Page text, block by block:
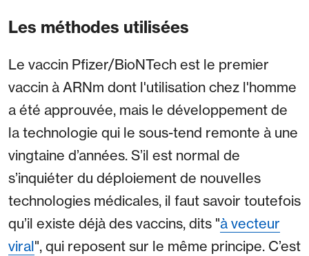
Les méthodes utilisées
Le vaccin Pfizer/BioNTech est le premier
vaccin à ARNm dont l'utilisation chez l'homme
a été approuvée, mais le développement de
la technologie qui le sous-tend remonte à une
vingtaine d’années. S’il est normal de
s’inquiéter du déploiement de nouvelles
technologies médicales, il faut savoir toutefois
qu’il existe déjà des vaccins, dits "à vecteur
viral", qui reposent sur le même principe. C’est